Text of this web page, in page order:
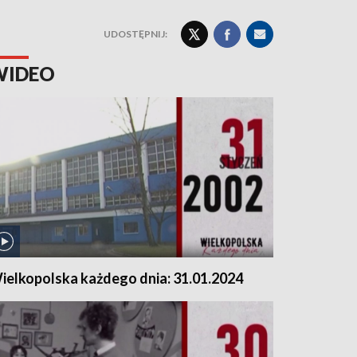
UDOSTĘPNIJ:
każdego dnia: 31.01.2024